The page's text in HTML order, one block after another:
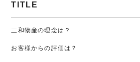
TITLE
三和物産の理念は？
お客様からの評価は？